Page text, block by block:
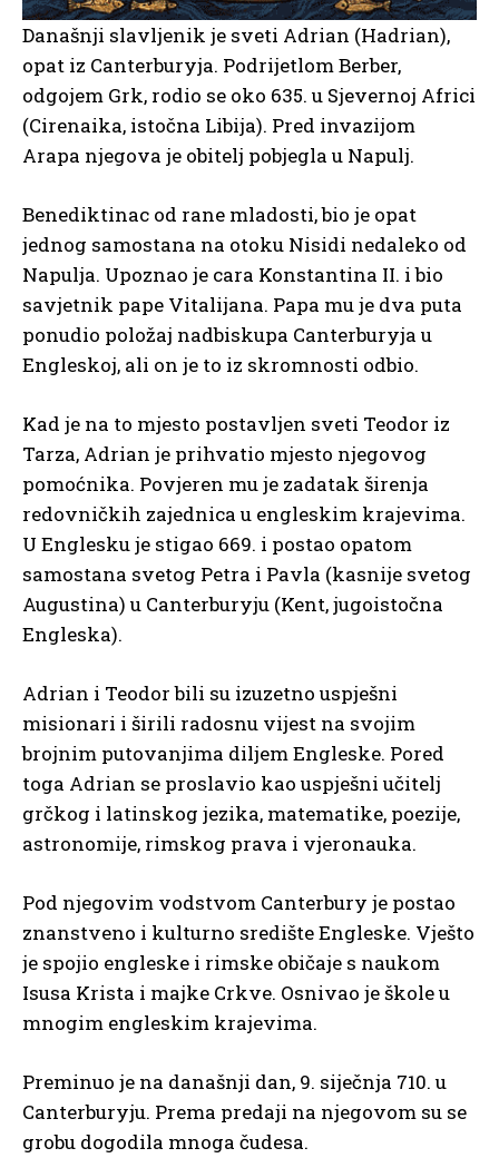
Današnji slavljenik je sveti Adrian (Hadrian),
opat iz Canterburyja. Podrijetlom Berber,
odgojem Grk, rodio se oko 635. u Sjevernoj Africi
(Cirenaika, istočna Libija). Pred invazijom
Arapa njegova je obitelj pobjegla u Napulj.
Benediktinac od rane mladosti, bio je opat
jednog samostana na otoku Nisidi nedaleko od
Napulja. Upoznao je cara Konstantina II. i bio
savjetnik pape Vitalijana. Papa mu je dva puta
ponudio položaj nadbiskupa Canterburyja u
Engleskoj, ali on je to iz skromnosti odbio.
Kad je na to mjesto postavljen sveti Teodor iz
Tarza, Adrian je prihvatio mjesto njegovog
pomoćnika. Povjeren mu je zadatak širenja
redovničkih zajednica u engleskim krajevima.
U Englesku je stigao 669. i postao opatom
samostana svetog Petra i Pavla (kasnije svetog
Augustina) u Canterburyju (Kent, jugoistočna
Engleska).
Adrian i Teodor bili su izuzetno uspješni
misionari i širili radosnu vijest na svojim
brojnim putovanjima diljem Engleske. Pored
toga Adrian se proslavio kao uspješni učitelj
grčkog i latinskog jezika, matematike, poezije,
astronomije, rimskog prava i vjeronauka.
Pod njegovim vodstvom Canterbury je postao
znanstveno i kulturno središte Engleske. Vješto
je spojio engleske i rimske običaje s naukom
Isusa Krista i majke Crkve. Osnivao je škole u
mnogim engleskim krajevima.
Preminuo je na današnji dan, 9. siječnja 710. u
Canterburyju. Prema predaji na njegovom su se
grobu dogodila mnoga čudesa.